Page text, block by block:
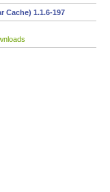
Cache) 1.1.6-197